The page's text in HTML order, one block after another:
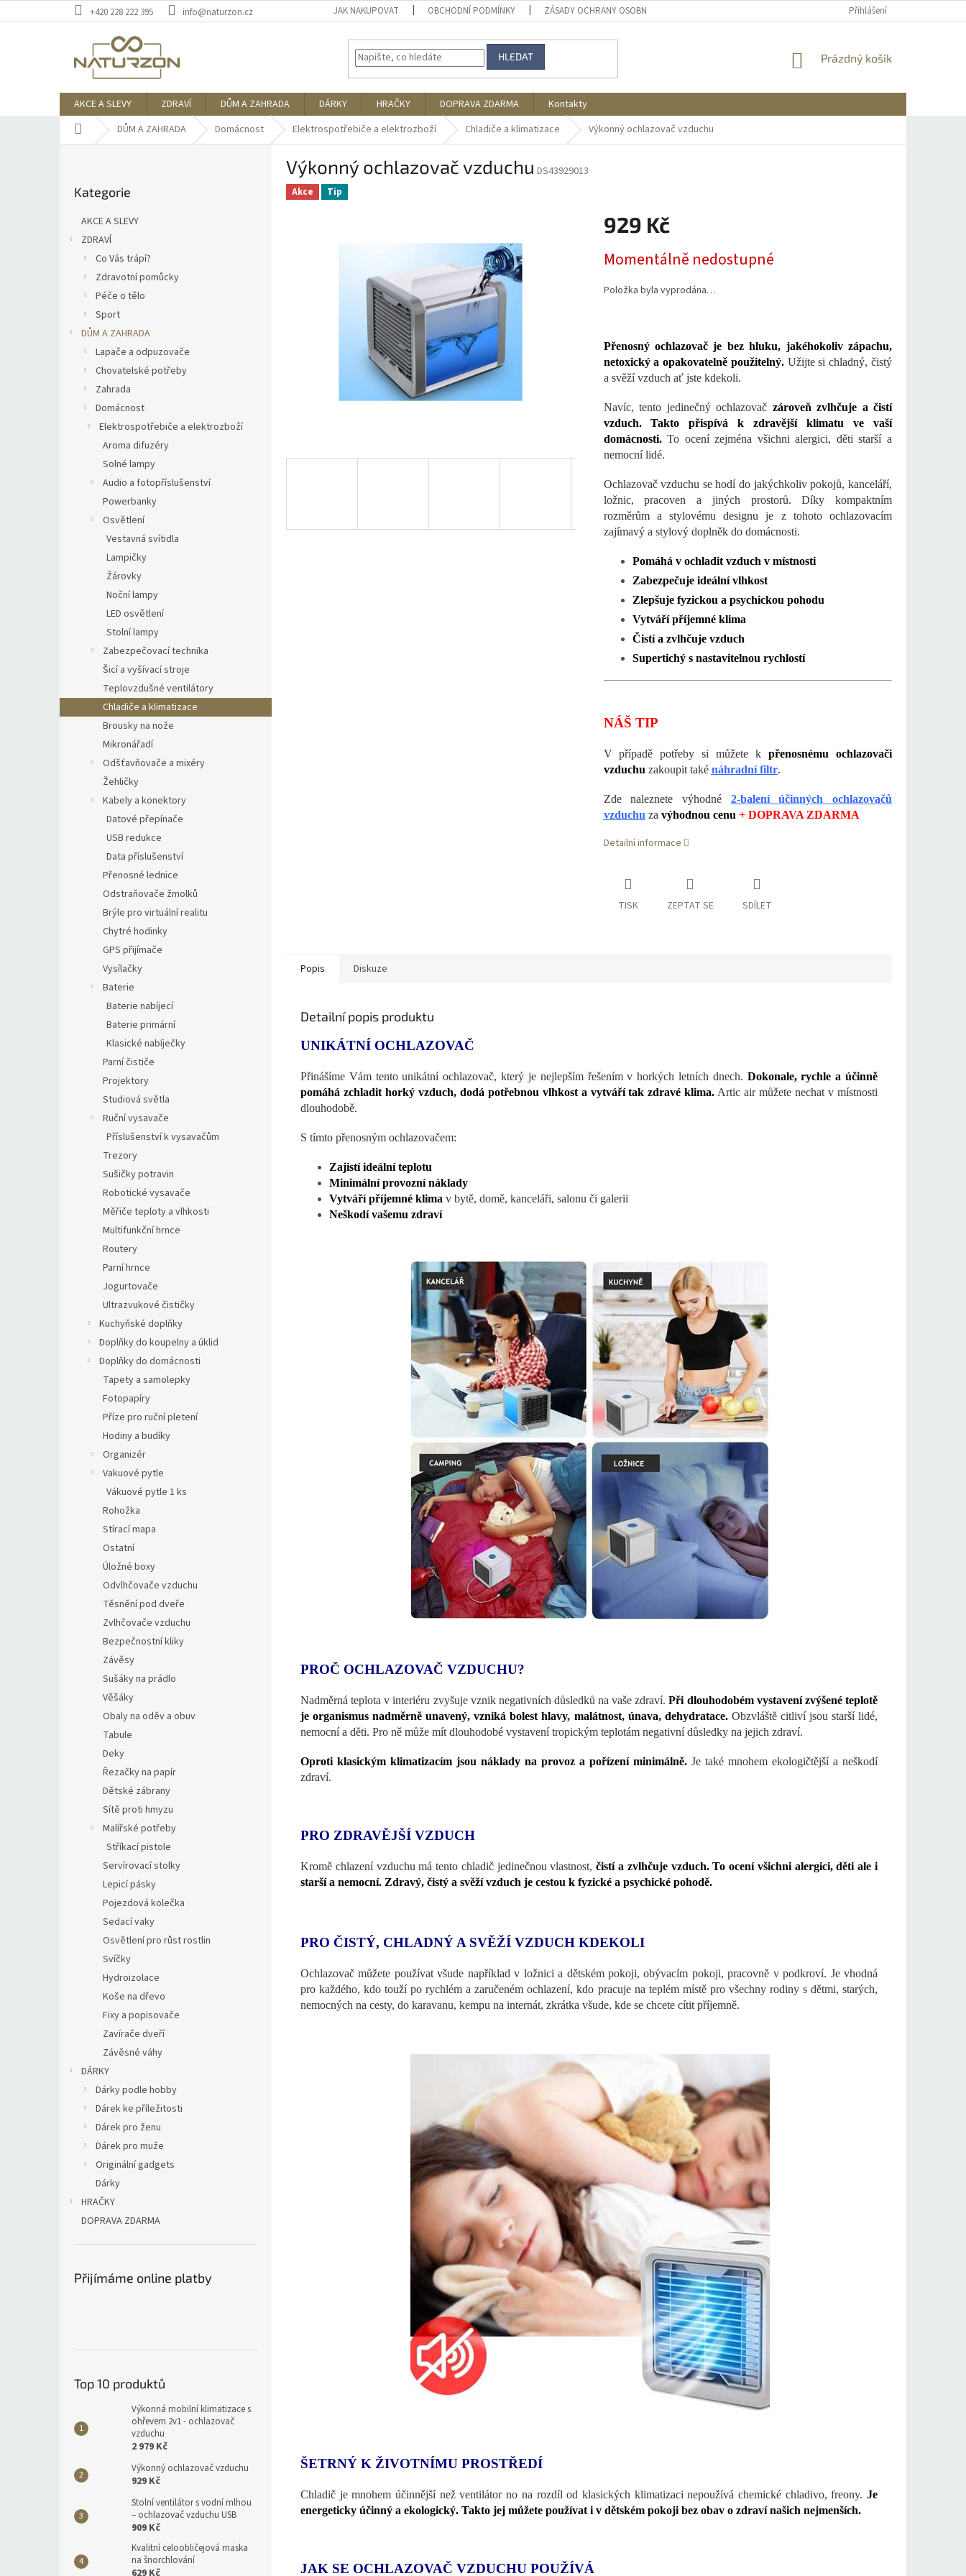
na
+420 228 222 395 info@naturzon.cz JAK NAKUPOVAT OBCHODNÍ PODMÍNKY ZÁSADY OCHRANY OSOBNÍCH ÚDAJŮ DOPRAVA A PLATBA
Přihlášení
HLEDAT
NÁKUPNÍ
Prázdný košík
AKCE A SLEVY ZDRAVÍ DŮM A ZAHRADA DÁRKY HRAČKY DOPRAVA ZDARMA
Kontakty
Domů DŮM A ZAHRADA Domácnost Elektrospotřebiče a elektrozboží Chladiče a klimatizace Výkonný ochlazovač vzduchu
kategorie
Kategorie
AKCE A SLEVY
ZDRAVÍ
Co Vás trápí?
Zdravotní pomůcky
Péče o tělo
Sport
DŮM A ZAHRADA
Lapače a odpuzovače
Chovatelské potřeby
Zahrada
Domácnost
Elektrospotřebiče a elektrozboží
Aroma difuzéry
Solné lampy
Audio a fotopříslušenství
Powerbanky
Osvětlení
Vestavná svítidla
Lampičky
Žárovky
Noční lampy
LED osvětlení
Stolní lampy
Zabezpečovací technika
Šicí a vyšívací stroje
Teplovzdušné ventilátory
Chladiče a klimatizace
Brousky na nože
Mikronářadí
Odšťavňovače a mixéry
Žehličky
Kabely a konektory
Datové přepínače
USB redukce
Data příslušenství
Přenosné lednice
Odstraňovače žmolků
Brýle pro virtuální realitu
Chytré hodinky
GPS přijímače
Vysílačky
Baterie
Baterie nabíjecí
Baterie primární
Klasické nabíječky
Parní čističe
Projektory
Studiová světla
Ruční vysavače
Příslušenství k vysavačům
Trezory
Sušičky potravin
Robotické vysavače
Měřiče teploty a vlhkosti
Multifunkční hrnce
Routery
Parní hrnce
Jogurtovače
Ultrazvukové čističky
Kuchyňské doplňky
Doplňky do koupelny a úklid
Doplňky do domácnosti
Tapety a samolepky
Fotopapíry
Příze pro ruční pletení
Hodiny a budíky
Organizér
Vakuové pytle
Vákuové pytle 1 ks
Rohožka
Stírací mapa
Ostatní
Úložné boxy
Odvlhčovače vzduchu
Těsnění pod dveře
Zvlhčovače vzduchu
Bezpečnostní kliky
Závěsy
Sušáky na prádlo
Věšáky
Obaly na oděv a obuv
Tabule
Deky
Řezačky na papír
Dětské zábrany
Sítě proti hmyzu
Malířské potřeby
Stříkací pistole
Servírovací stolky
Lepicí pásky
Pojezdová kolečka
Sedací vaky
Osvětlení pro růst rostlin
Svíčky
Hydroizolace
Koše na dřevo
Fixy a popisovače
Zavírače dveří
Závěsné váhy
DÁRKY
Dárky podle hobby
Dárek ke příležitosti
Dárek pro ženu
Dárek pro muže
Originální gadgets
Dárky
HRAČKY
DOPRAVA ZDARMA
Přijímáme online platby
Top 10 produktů
Výkonná mobilní klimatizace s
ohřevem 2v1 - ochlazovač
vzduchu
2 979 Kč
Výkonný ochlazovač vzduchu
929 Kč
Stolní ventilátor s vodní mlhou
– ochlazovač vzduchu USB
909 Kč
Kvalitní celoobličejová maska
na šnorchlování
629 Kč
Výkonný ochlazovač vzduchu DS43929013
Akce Tip
929 Kč
cena:
Momentálně nedostupné
Položka byla vyprodána…
Přenosný ochlazovač je bez hluku, jakéhokoliv zápachu,
netoxický a opakovatelně použitelný.Užijte si chladný, čistý
a svěží vzduch ať jste kdekoli.
Navíc, tento jedinečný ochlazovač zároveň zvlhčuje a čistí
vzduch. Takto přispívá k zdravější klimatu ve vaší
domácnosti.To ocení zejména všichni alergici, děti starší a
nemocní lidé.
Ochlazovač vzduchu se hodí do jakýchkoliv pokojů, kanceláří,
ložnic, pracoven a jiných prostorů. Díky kompaktním
rozměrům a stylovému designu je z tohoto ochlazovacím
zajímavý a stylový doplněk do domácnosti.
Pomáhá v ochladit vzduch v místnosti
Zabezpečuje ideální vlhkost
Zlepšuje fyzickou a psychickou pohodu
Vytváří příjemné klima
Čistí a zvlhčuje vzduch
Supertichý s nastavitelnou rychlostí
NÁŠ TIP
V případě potřeby si můžete kpřenosnému ochlazovači
vzduchuzakoupit také náhradní filtr.
Zde naleznete výhodné 2-balení účinných ochlazovačů
vzduchuza výhodnou cenu + DOPRAVA ZDARMA
Detailní informace
TISK ZEPTAT SE SDÍLET
Popis Diskuze
Detailní popis produktu
UNIKÁTNÍ OCHLAZOVAČ
Přinášíme Vám tento unikátní ochlazovač, který je nejlepším řešením v horkých letních dnech. Dokonale, rychle a účinně
pomáhá zchladit horký vzduch, dodá potřebnou vlhkost a vytváří tak zdravé klima. Artic air můžete nechat v místnosti
dlouhodobě.
S tímto přenosným ochlazovačem:
Zajistí ideální teplotu
Minimální provozní náklady
Vytváří příjemné klima v bytě, domě, kanceláři, salonu či galerii
Neškodí vašemu zdraví
PROČ OCHLAZOVAČ VZDUCHU?
Nadměrná teplota v interiéru zvyšuje vznik negativních důsledků na vaše zdraví.Při dlouhodobém vystavení zvýšené teplotě
je organismus nadměrně unavený, vzniká bolest hlavy, malátnost, únava, dehydratace.Obzvláště citliví jsou starší lidé,
nemocní a děti. Pro ně může mít dlouhodobé vystavení tropickým teplotám negativní důsledky na jejich zdraví.
Oproti klasickým klimatizacím jsou náklady na provoz a pořízení minimálně. Je také mnohem ekologičtější a neškodí
zdraví.
PRO ZDRAVĚJŠÍ VZDUCH
Kromě chlazení vzduchu má tento chladič jedinečnou vlastnost,čistí a zvlhčuje vzduch. To ocení všichni alergici, děti ale i
starší a nemocní. Zdravý, čistý a svěží vzduch je cestou k fyzické a psychické pohodě.
PRO ČISTÝ, CHLADNÝ A SVĚŽÍ VZDUCH KDEKOLI
Ochlazovač můžete používat všude například v ložnici a dětském pokoji, obývacím pokoji, pracovně v podkroví. Je vhodná
pro každého, kdo touží po rychlém a zaručeném ochlazení, kdo pracuje na teplém místě pro všechny rodiny s dětmi, starých,
nemocných na cesty, do karavanu, kempu na internát, zkrátka všude, kde se chcete cítit příjemně.
ŠETRNÝ K ŽIVOTNÍMU PROSTŘEDÍ
Chladič je mnohem účinnější než ventilátor no na rozdíl od klasických klimatizaci nepoužívá chemické chladivo, freony. Je
energeticky účinný a ekologický. Takto jej můžete používat i v dětském pokoji bez obav o zdraví našich nejmenších.
JAK SE OCHLAZOVAČ VZDUCHU POUŽÍVÁ